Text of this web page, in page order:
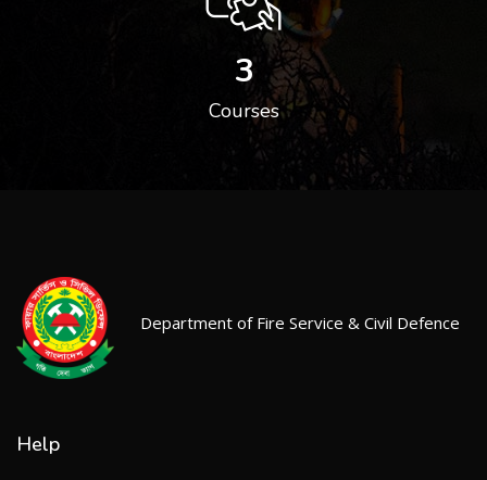
3
Courses
Department of Fire Service & Civil Defence
Help